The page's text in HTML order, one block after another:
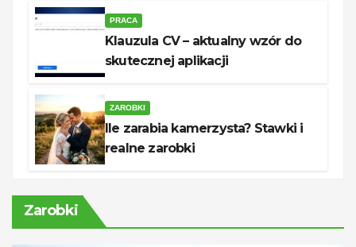
PRACA
Klauzula CV – aktualny wzór do
skutecznej aplikacji
ZAROBKI
Ile zarabia kamerzysta? Stawki i
realne zarobki
Zarobki